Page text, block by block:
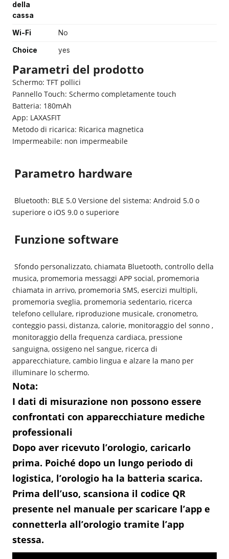
della
cassa
Wi-Fi No
Choice yes
Parametri del prodotto
Schermo: TFT pollici
Pannello Touch: Schermo completamente touch
Batteria: 180mAh
App: LAXASFIT
Metodo di ricarica: Ricarica magnetica
Impermeabile: non impermeabile
Parametro hardware
Bluetooth: BLE 5.0 Versione del sistema: Android 5.0 o
superiore o iOS 9.0 o superiore
Funzione software
Sfondo personalizzato, chiamata Bluetooth, controllo della
musica, promemoria messaggi APP social, promemoria
chiamata in arrivo, promemoria SMS, esercizi multipli,
promemoria sveglia, promemoria sedentario, ricerca
telefono cellulare, riproduzione musicale, cronometro,
conteggio passi, distanza, calorie, monitoraggio del sonno ,
monitoraggio della frequenza cardiaca, pressione
sanguigna, ossigeno nel sangue, ricerca di
apparecchiature, cambio lingua e alzare la mano per
illuminare lo schermo.
Nota:
I dati di misurazione non possono essere
confrontati con apparecchiature mediche
professionali
Dopo aver ricevuto l’orologio, caricarlo
prima. Poiché dopo un lungo periodo di
logistica, l’orologio ha la batteria scarica.
Prima dell’uso, scansiona il codice QR
presente nel manuale per scaricare l’app e
connetterla all’orologio tramite l’app
stessa.